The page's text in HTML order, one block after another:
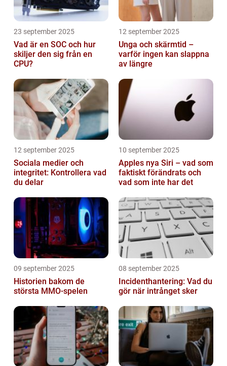
23 september 2025
Vad är en SOC och hur
skiljer den sig från en
CPU?
12 september 2025
Unga och skärmtid –
varför ingen kan slappna
av längre
12 september 2025
Sociala medier och
integritet: Kontrollera vad
du delar
10 september 2025
Apples nya Siri – vad som
faktiskt förändrats och
vad som inte har det
09 september 2025
Historien bakom de
största MMO-spelen
08 september 2025
Incidenthantering: Vad du
gör när intrånget sker